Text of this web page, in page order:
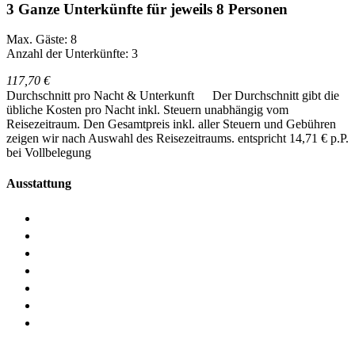
3 Ganze Unterkünfte für jeweils 8 Personen
Max. Gäste: 8
Anzahl der Unterkünfte: 3
117,70 €
Durchschnitt pro Nacht & Unterkunft
Der Durchschnitt gibt die
übliche Kosten pro Nacht inkl. Steuern unabhängig vom
Reisezeitraum. Den Gesamtpreis inkl. aller Steuern und Gebühren
zeigen wir nach Auswahl des Reisezeitraums. entspricht 14,71 € p.P.
bei Vollbelegung
Ausstattung